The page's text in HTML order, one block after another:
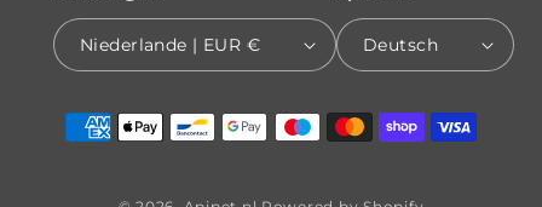
Niederlande | EUR € Deutsch